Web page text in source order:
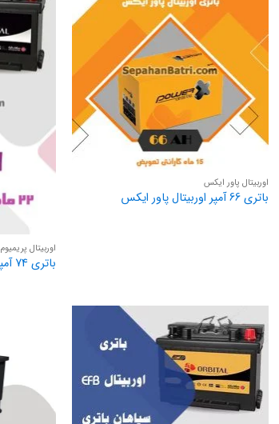
اوربیتال پاور ایکس
باتری 66 آمپر اوربیتال پاور ایکس
اوربیتال پریمیوم
باتری 74 آمپر اوربیتال پریمیوم